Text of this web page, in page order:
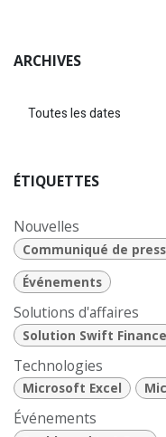
ARCHIVES
ÉTIQUETTES
Nouvelles
Communiqué de
Événements
Solutions d'affaires
Solution Swift Finance
Technologies
Microsoft Excel
Événements